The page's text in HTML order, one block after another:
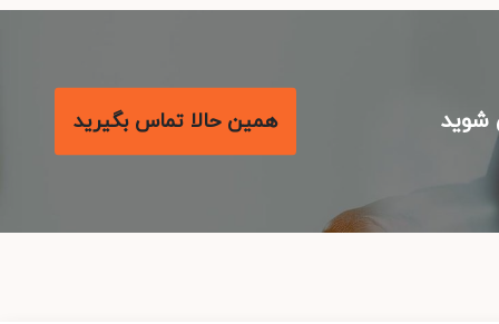
همین حالا تماس بگیرید